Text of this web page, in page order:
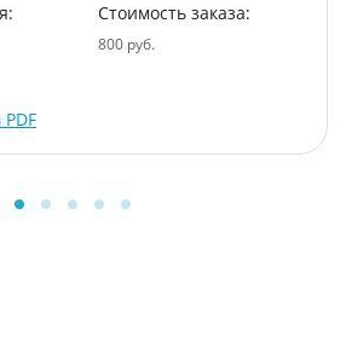
Стоимость заказа:
800 руб.